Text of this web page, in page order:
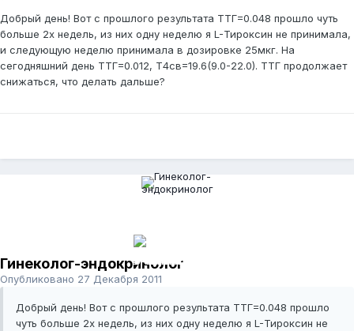
Добрый день! Вот с прошлого результата ТТГ=0.048 прошло чуть
больше 2х недель, из них одну неделю я L-Тироксин не принимала,
и следующую неделю принимала в дозировке 25мкг. На
сегодняшний день ТТГ=0.012, Т4св=19.6(9.0-22.0). ТТГ продолжает
снижаться, что делать дальше?
Гинеколог-эндокринолог
Опубликовано 27 Декабря 2011
Добрый день! Вот с прошлого результата ТТГ=0.048 прошло
чуть больше 2х недель, из них одну неделю я L-Тироксин не